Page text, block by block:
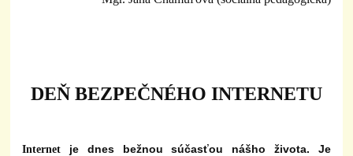
DEŇ BEZPEČNÉHO INTERNETU
Internet je dnes bežnou súčasťou nášho života. Je